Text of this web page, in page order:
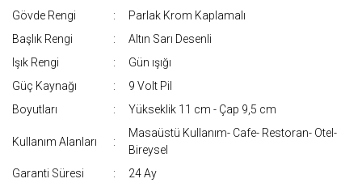
Gövde Rengi
Parlak Krom Kaplamalı
Başlık Rengi
Altın Sarı Desenli
Işık Rengi
Gün ışığı
Güç Kaynağı
9 Volt Pil
Boyutları
Yükseklik 11 cm - Çap 9,5 cm
Kullanım Alanları
Masaüstü Kullanım- Cafe- Restoran- Otel-
Bireysel
Garanti Süresi
24 Ay